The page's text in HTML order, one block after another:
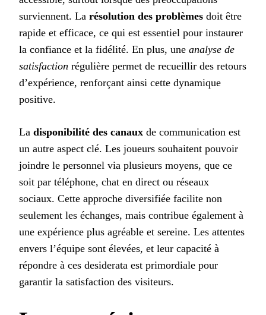
surviennent. La résolution des problèmes doit être
rapide et efficace, ce qui est essentiel pour instaurer
la confiance et la fidélité. En plus, une analyse de
satisfaction régulière permet de recueillir des retours
d’expérience, renforçant ainsi cette dynamique
positive.
La disponibilité des canaux de communication est
un autre aspect clé. Les joueurs souhaitent pouvoir
joindre le personnel via plusieurs moyens, que ce
soit par téléphone, chat en direct ou réseaux
sociaux. Cette approche diversifiée facilite non
seulement les échanges, mais contribue également à
une expérience plus agréable et sereine. Les attentes
envers l’équipe sont élevées, et leur capacité à
répondre à ces desiderata est primordiale pour
garantir la satisfaction des visiteurs.